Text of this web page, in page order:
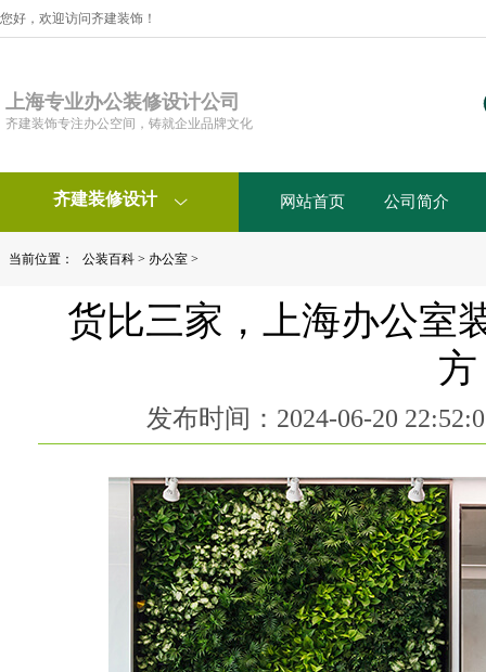
您好，欢迎访问齐建装饰！
上海专业办公装修设计公司
齐建装饰专注办公空间，铸就企业品牌文化
齐建装修设计  网站首页 公司简介
当前位置： 公装百科 > 办公室 >
货比三家，上海办公室
发布时间：2024-06-20